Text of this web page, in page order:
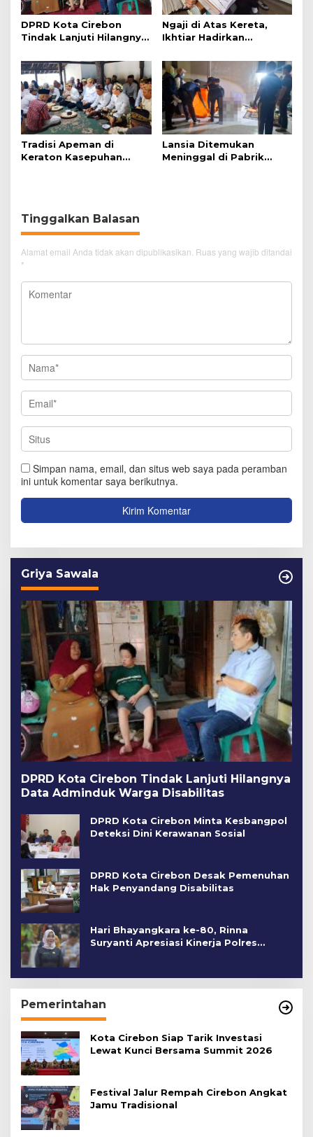
DPRD Kota Cirebon
Tindak Lanjuti Hilangnya
Disabilitas
Ngaji di Atas Kereta,
Ikhtiar Hadirkan
Nyaman
Tradisi Apeman di
Keraton Kasepuhan
Lansia Ditemukan
Meninggal di Pabrik
Tinggalkan Balasan
Alamat email Anda tidak akan dipublikasikan. Ruas yang wajib ditandai
*
Simpan nama, email, dan situs web saya pada peramban
ini untuk komentar saya berikutnya.
Griya Sawala
DPRD Kota Cirebon Tindak Lanjuti Hilangnya
Data Adminduk Warga Disabilitas
DPRD Kota Cirebon Minta Kesbangpol
Deteksi Dini Kerawanan Sosial
DPRD Kota Cirebon Desak Pemenuhan
Hak Penyandang Disabilitas
Hari Bhayangkara ke-80, Rinna
Suryanti Apresiasi Kinerja Polres
Pemerintahan
Kota Cirebon Siap Tarik Investasi
Lewat Kunci Bersama Summit 2026
Festival Jalur Rempah Cirebon Angkat
Jamu Tradisional